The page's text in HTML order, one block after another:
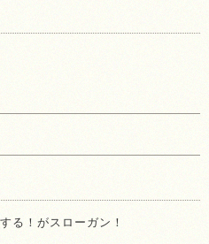
る！がスローガン！